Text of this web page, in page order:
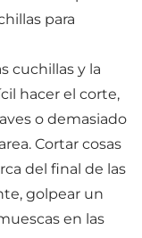
para
cuchillas y la
hacer el corte,
o demasiado
Cortar cosas
del final de las
golpear un
en las